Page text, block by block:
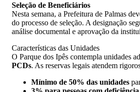
Seleção de Beneficiários
Nesta semana, a Prefeitura de Palmas
do processo de seleção. A designação
análise documental e aprovação da
Características das Unidades
O Parque dos Ipês contempla unidades
PCDs. As reservas legais atendem
Mínimo de 50% das unidades